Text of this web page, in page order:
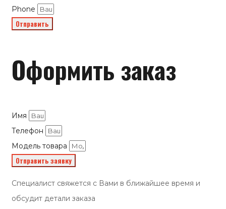
Phone
Отправить
Оформить заказ
Имя
Телефон
Модель товара
Отправить заявку
Специалист свяжется с Вами в ближайшее время и
обсудит детали заказа